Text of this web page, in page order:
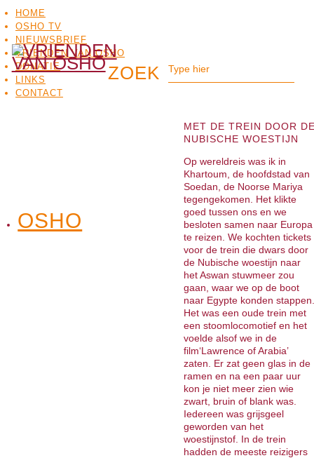
HOME
OSHO TV
NIEUWSBRIEF
VRIENDEN VAN OSHO
DONATIE
LINKS
CONTACT
OSHOOSHO MEDITATIE
MET DE TREIN DOOR
NUBISCHE WOESTIJN
Op wereldreis was ik in
Khartoum, de hoofdstad van
Soedan, de Noorse Mariya
tegengekomen. Het klikte
goed tussen ons en we
besloten samen naar Europa
te reizen. We kochten tickets
voor de trein die dwars door
de Nubische woestijn naar
het Aswan stuwmeer zou
gaan, waar we op de boot
naar Egypte konden stappen.
Het was een oude trein met
een stoomlocomotief en het
voelde alsof we in de
film‘Lawrence of Arabia’
zaten. Er zat geen glas in de
ramen en na een paar uur
kon je niet meer zien wie
zwart, bruin of blank was.
Iedereen was grijsgeel
geworden van het
woestijnstof. In de trein
hadden de meeste reizigers